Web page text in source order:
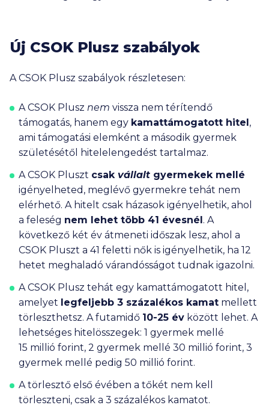
Új CSOK Plusz szabályok
A CSOK Plusz szabályok részletesen:
A CSOK Plusz nem vissza nem térítendő
támogatás, hanem egy kamattámogatott hitel,
ami támogatási elemként a második gyermek
születésétől hitelelengedést tartalmaz.
A CSOK Pluszt csak vállalt gyermekek mellé
igényelheted, meglévő gyermekre tehát nem
elérhető. A hitelt csak házasok igényelhetik, ahol
a feleség nem lehet több 41 évesnél. A
következő két év átmeneti időszak lesz, ahol a
CSOK Pluszt a 41 feletti nők is igényelhetik, ha 12
hetet meghaladó várandósságot tudnak igazolni.
A CSOK Plusz tehát egy kamattámogatott hitel,
amelyet legfeljebb 3 százalékos kamat mellett
törleszthetsz. A futamidő 10-25 év között lehet. A
lehetséges hitelösszegek: 1 gyermek mellé
15 millió forint, 2 gyermek mellé 30 millió forint, 3
gyermek mellé pedig 50 millió forint.
A törlesztő első évében a tőkét nem kell
törleszteni, csak a 3 százalékos kamatot.